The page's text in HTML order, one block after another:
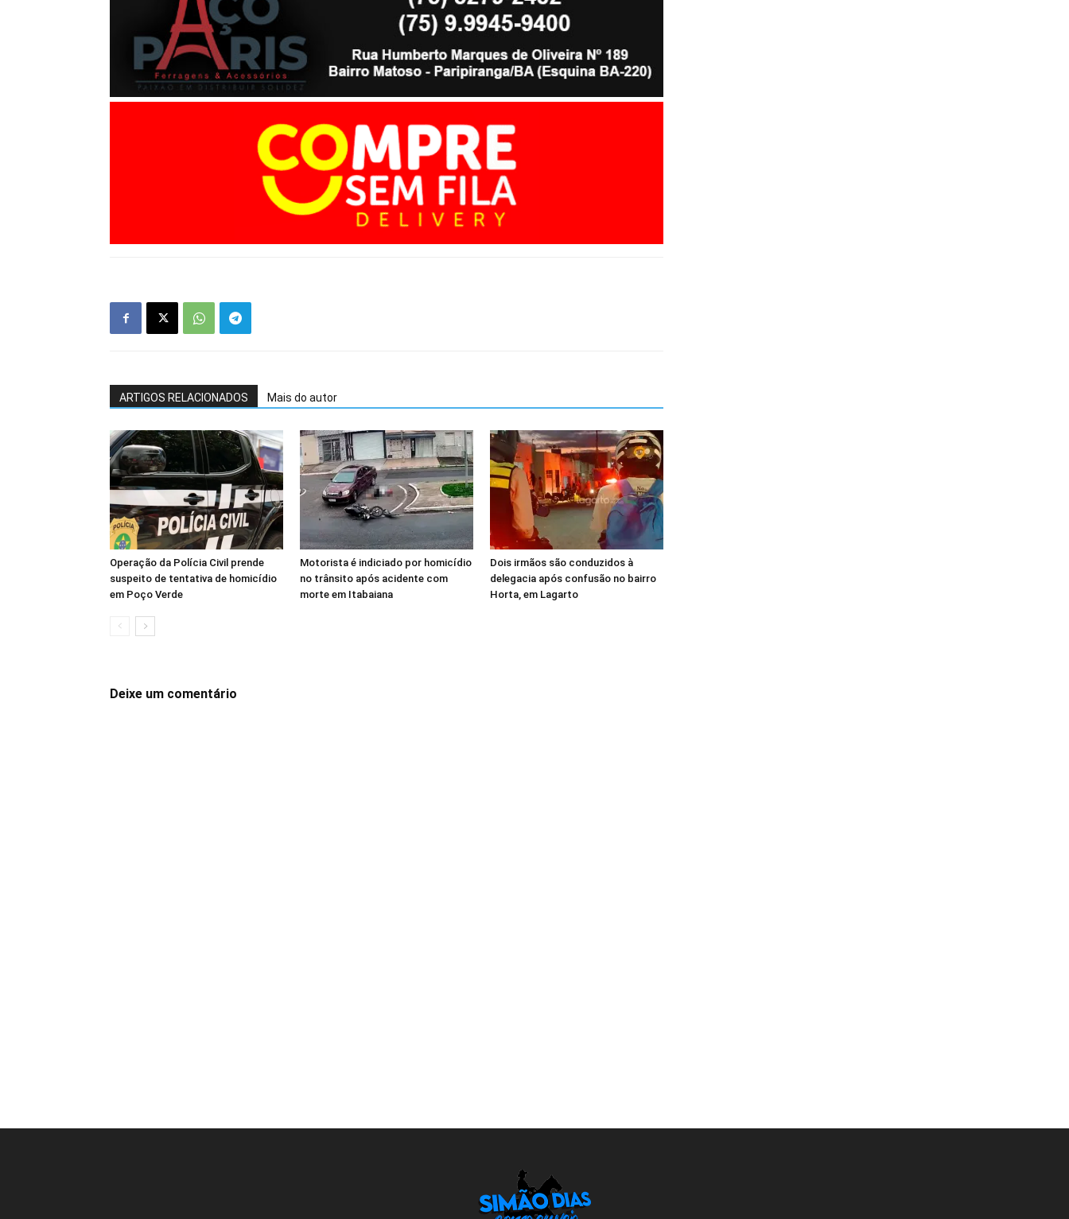
ARTIGOS RELACIONADOS Mais do autor
Operação da Polícia Civil prende
suspeito de tentativa de homicídio
em Poço Verde
Motorista é indiciado por homicídio
no trânsito após acidente com
morte em Itabaiana
Dois irmãos são conduzidos à
delegacia após confusão no bairro
Horta, em Lagarto
Deixe um comentário